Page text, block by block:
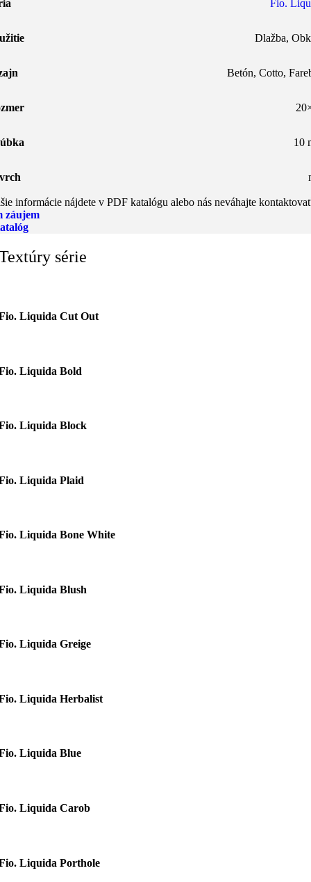
Fio.
Dlažba,
Betón, Cotto,
10
informácie nájdete v PDF katalógu alebo nás neváhajte
záujem
série
Liquida Cut Out
Liquida Bold
Liquida Block
Liquida Plaid
Liquida Bone White
Liquida Blush
Liquida Greige
Liquida Herbalist
Liquida Blue
Liquida Carob
Liquida Porthole